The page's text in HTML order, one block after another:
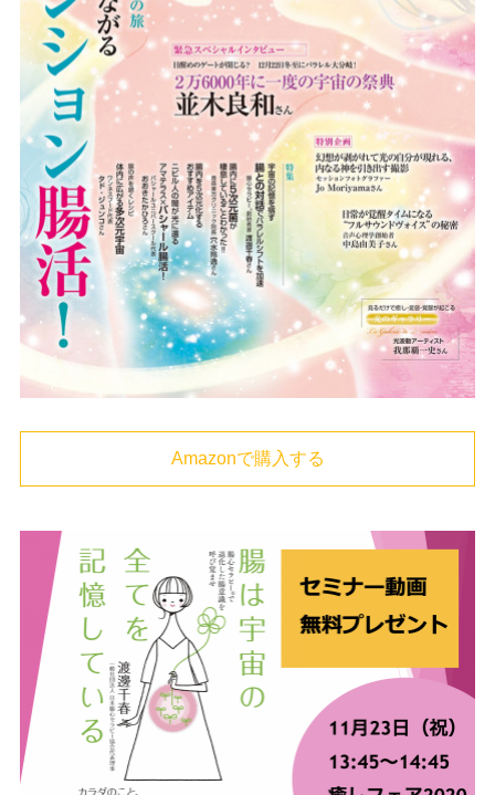
Amazonで購入する